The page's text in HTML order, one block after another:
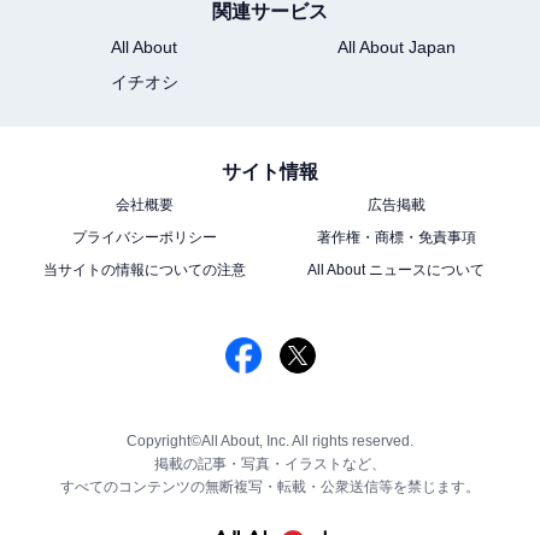
関連サービス
All About
All About Japan
イチオシ
サイト情報
会社概要
広告掲載
プライバシーポリシー
著作権・商標・免責事項
当サイトの情報についての注意
All About ニュースについて
Copyright©All About, Inc. All rights reserved.
掲載の記事・写真・イラストなど、
すべてのコンテンツの無断複写・転載・公衆送信等を禁じます。